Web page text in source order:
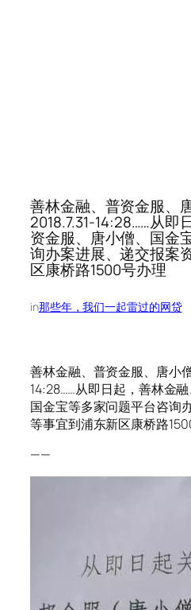
善林金融、普资金服、
2018.7.31-14:28……从即
资金服、唐小僧、国金
询办案进展、递交报案
区康桥路1500号办理
in那些年，我们一起雷过的网贷
善林金融、普资金服、唐小
14:28……从即日起，善林金融
国金宝等多家问题平台咨询
等事宜到浦东新区康桥路
——